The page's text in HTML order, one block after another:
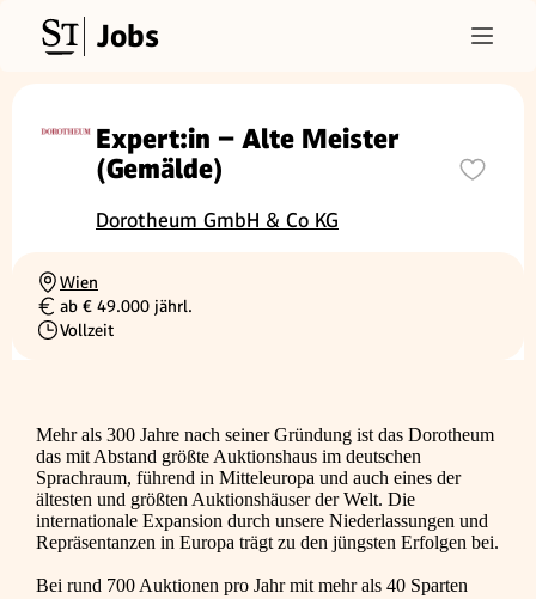
Jobs
Expert:in – Alte Meister
(Gemälde)
Dorotheum GmbH & Co KG
Ortschaft
Wien
Gehalt
ab € 49.000 jährl.
Beschäftigungsart
Vollzeit
Mehr als 300 Jahre nach seiner Gründung ist das Dorotheum
das mit Abstand größte Auktionshaus im deutschen
Sprachraum, führend in Mitteleuropa und auch eines der
ältesten und größten Auktionshäuser der Welt. Die
internationale Expansion durch unsere Niederlassungen und
Repräsentanzen in Europa trägt zu den jüngsten Erfolgen bei.
Bei rund 700 Auktionen pro Jahr mit mehr als 40 Sparten